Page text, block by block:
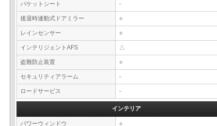
バケットシート -
後退時連動式ドアミラー ○
レインセンサー ○
インテリジェントAFS △
盗難防止装置 ○
セキュリティアラーム -
ロードサービス -
インテリア
パワーウィンドウ ○